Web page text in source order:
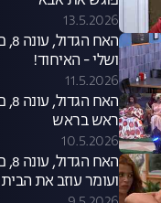
13.5.2026
ושלי - האיחוד!
11.5.2026
ראש בראש
10.5.2026
ועומר עוזב את הבית